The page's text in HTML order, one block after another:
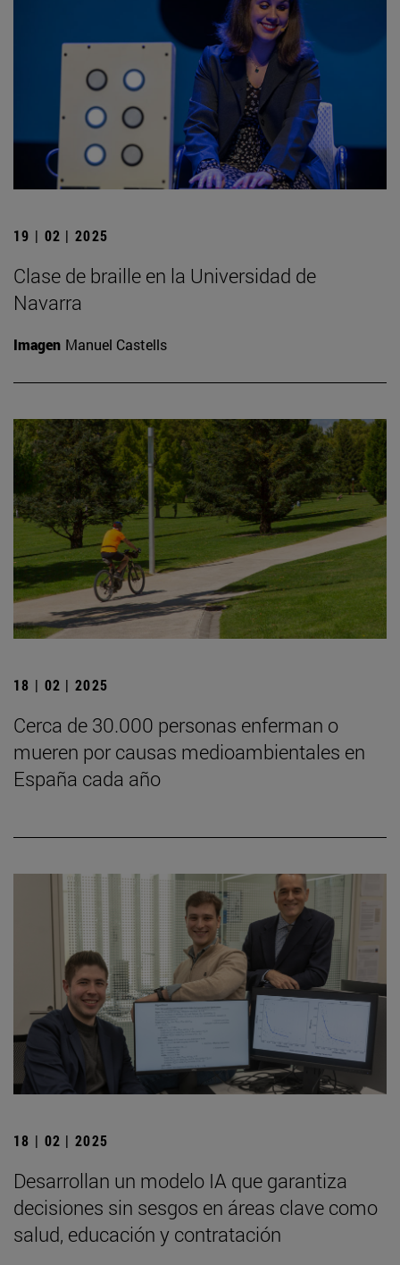
19 | 02 | 2025
Clase de braille en la Universidad de
Navarra
Imagen Manuel Castells
18 | 02 | 2025
Cerca de 30.000 personas enferman o
mueren por causas medioambientales en
España cada año
18 | 02 | 2025
Desarrollan un modelo IA que garantiza
decisiones sin sesgos en áreas clave como
salud, educación y contratación